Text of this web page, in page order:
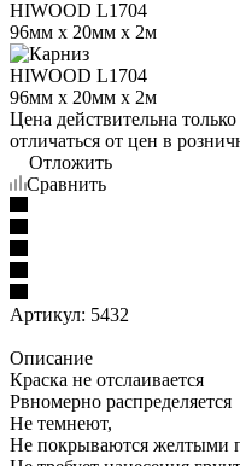
Цена действительна
отличаться от цен в
Отложить
Сравнить
Артикул: 5432
Описание
Краска не отслаивается
Рвномерно распределяется
Не темнеют,
Не покрываются желтыми